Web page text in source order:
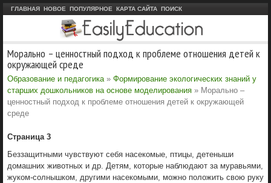
ГЛАВНАЯ НОВОЕ ПОПУЛЯРНОЕ КАРТА САЙТА ПОИСК
Морально – ценностный подход к проблеме отношения детей к
окружающей среде
Образование и педагогика » Формирование экологических знаний у
старших дошкольников на основе моделирования » Морально –
ценностный подход к проблеме отношения детей к окружающей
среде
Страница 3
Беззащитными чувствуют себя насекомые, птицы, детеныши
домашних животных и др. Детям, которые наблюдают за муравьями,
жуком-солнышком, другими насекомыми, можно положить свою руку